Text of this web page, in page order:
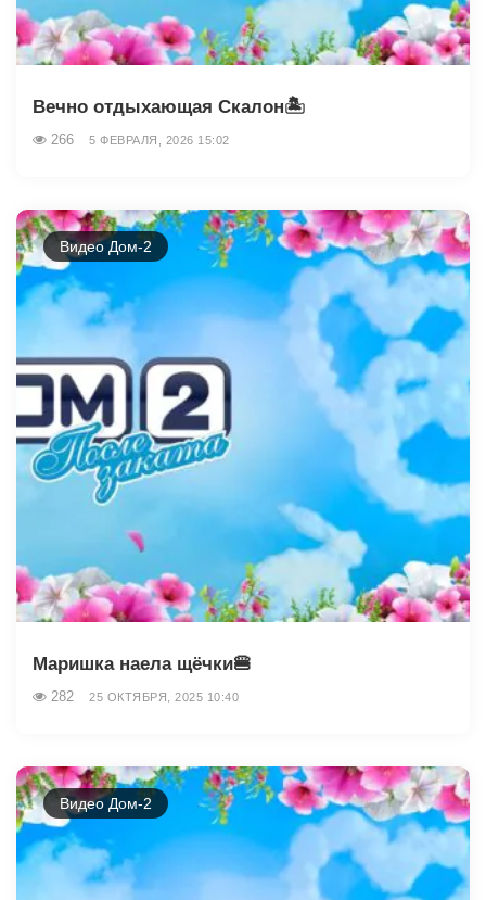
Вечно отдыхающая Скалон🏝
266 5 ФЕВРАЛЯ, 2026 15:02
Видео Дом-2
Маришка наела щёчки🍔
282 25 ОКТЯБРЯ, 2025 10:40
Видео Дом-2